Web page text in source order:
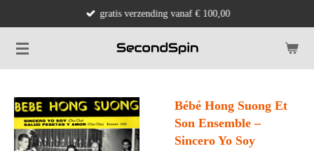
naar
de
gratis verzending vanaf € 100,00
Bébé Hong Suong Et
Son Ensemble ‎–
Sincero Yo Soy